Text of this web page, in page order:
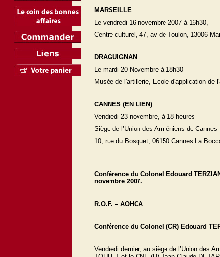
MARSEILLE
Le vendredi 16 novembre 2007 à 16h30,
Centre culturel, 47, av de Toulon, 13006
DRAGUIGNAN
Le mardi 20 Novembre à 18h30
Musée de l'artillerie, Ecole d'application de
CANNES (EN LIEN)
Vendredi 23 novembre, à 18 heures
Siège de l’Union des Arméniens de Cannes
10, rue du Bosquet, 06150 Cannes La
Conférence du Colonel Edouard
novembre 2007.
R.O.F. – AOHCA
Conférence du Colonel (CR) Edouard
Vendredi dernier, au siège de l’Union des